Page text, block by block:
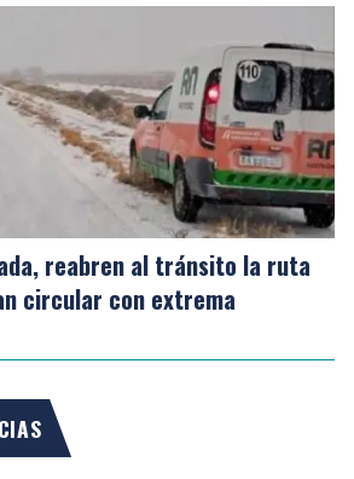
reabren al tránsito la ruta
circular con extrema